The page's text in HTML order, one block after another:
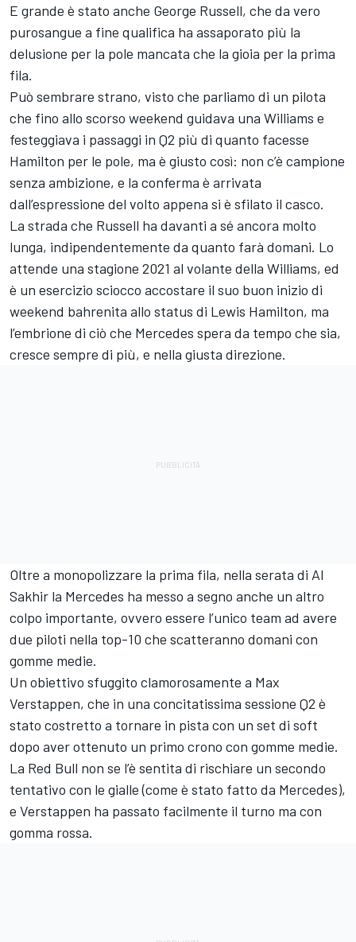
E grande è stato anche George Russell, che da vero
purosangue a fine qualifica ha assaporato più la
delusione per la pole mancata che la gioia per la prima
fila.
Può sembrare strano, visto che parliamo di un pilota
che fino allo scorso weekend guidava una Williams e
festeggiava i passaggi in Q2 più di quanto facesse
Hamilton per le pole, ma è giusto così: non c’è campione
senza ambizione, e la conferma è arrivata
dall’espressione del volto appena si è sfilato il casco.
La strada che Russell ha davanti a sé ancora molto
lunga, indipendentemente da quanto farà domani. Lo
attende una stagione 2021 al volante della Williams, ed
è un esercizio sciocco accostare il suo buon inizio di
weekend bahrenita allo status di Lewis Hamilton, ma
l’embrione di ciò che Mercedes spera da tempo che sia,
cresce sempre di più, e nella giusta direzione.
Oltre a monopolizzare la prima fila, nella serata di Al
Sakhir la Mercedes ha messo a segno anche un altro
colpo importante, ovvero essere l’unico team ad avere
due piloti nella top-10 che scatteranno domani con
gomme medie.
Un obiettivo sfuggito clamorosamente a Max
Verstappen, che in una concitatissima sessione Q2 è
stato costretto a tornare in pista con un set di soft
dopo aver ottenuto un primo crono con gomme medie.
La Red Bull non se l’è sentita di rischiare un secondo
tentativo con le gialle (come è stato fatto da Mercedes),
e Verstappen ha passato facilmente il turno ma con
gomma rossa.